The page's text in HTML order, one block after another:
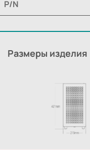
P/N
Размеры изделия